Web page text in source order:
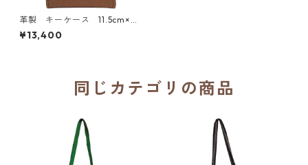
革製 キーケース 11.5cm×6.
5cm／ベトレヘム修道会（フ
ランス）
¥13,400
同じカテゴリの商品